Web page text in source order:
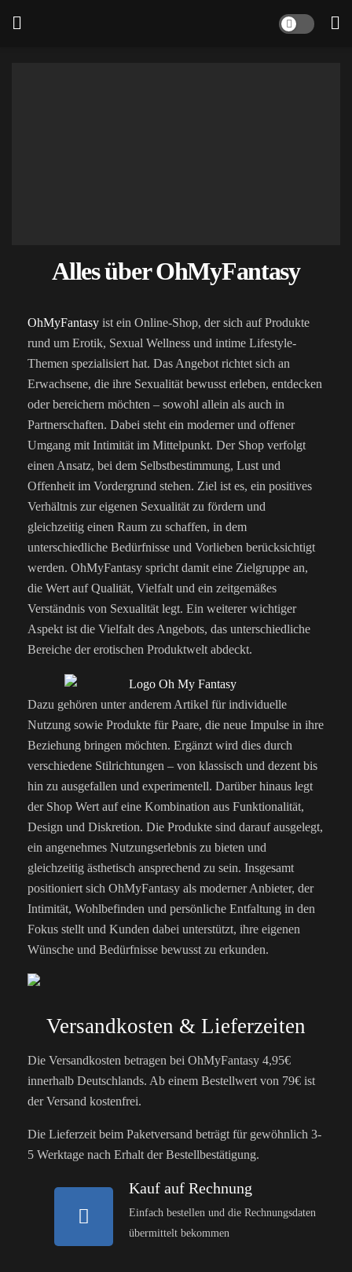
Alles über OhMyFantasy
OhMyFantasy ist ein Online-Shop, der sich auf Produkte
rund um Erotik, Sexual Wellness und intime Lifestyle-
Themen spezialisiert hat. Das Angebot richtet sich an
Erwachsene, die ihre Sexualität bewusst erleben, entdecken
oder bereichern möchten – sowohl allein als auch in
Partnerschaften. Dabei steht ein moderner und offener
Umgang mit Intimität im Mittelpunkt. Der Shop verfolgt
einen Ansatz, bei dem Selbstbestimmung, Lust und
Offenheit im Vordergrund stehen. Ziel ist es, ein positives
Verhältnis zur eigenen Sexualität zu fördern und
gleichzeitig einen Raum zu schaffen, in dem
unterschiedliche Bedürfnisse und Vorlieben berücksichtigt
werden. OhMyFantasy spricht damit eine Zielgruppe an,
die Wert auf Qualität, Vielfalt und ein zeitgemäßes
Verständnis von Sexualität legt. Ein weiterer wichtiger
Aspekt ist die Vielfalt des Angebots, das unterschiedliche
Bereiche der erotischen Produktwelt abdeckt.
Dazu gehören unter anderem Artikel für individuelle
Nutzung sowie Produkte für Paare, die neue Impulse in ihre
Beziehung bringen möchten. Ergänzt wird dies durch
verschiedene Stilrichtungen – von klassisch und dezent bis
hin zu ausgefallen und experimentell. Darüber hinaus legt
der Shop Wert auf eine Kombination aus Funktionalität,
Design und Diskretion. Die Produkte sind darauf ausgelegt,
ein angenehmes Nutzungserlebnis zu bieten und
gleichzeitig ästhetisch ansprechend zu sein. Insgesamt
positioniert sich OhMyFantasy als moderner Anbieter, der
Intimität, Wohlbefinden und persönliche Entfaltung in den
Fokus stellt und Kunden dabei unterstützt, ihre eigenen
Wünsche und Bedürfnisse bewusst zu erkunden.
Versandkosten & Lieferzeiten
Die Versandkosten betragen bei OhMyFantasy 4,95€
innerhalb Deutschlands. Ab einem Bestellwert von 79€ ist
der Versand kostenfrei.
Die Lieferzeit beim Paketversand beträgt für gewöhnlich 3-
5 Werktage nach Erhalt der Bestellbestätigung.
Kauf auf Rechnung
Einfach bestellen und die Rechnungsdaten
übermittelt bekommen